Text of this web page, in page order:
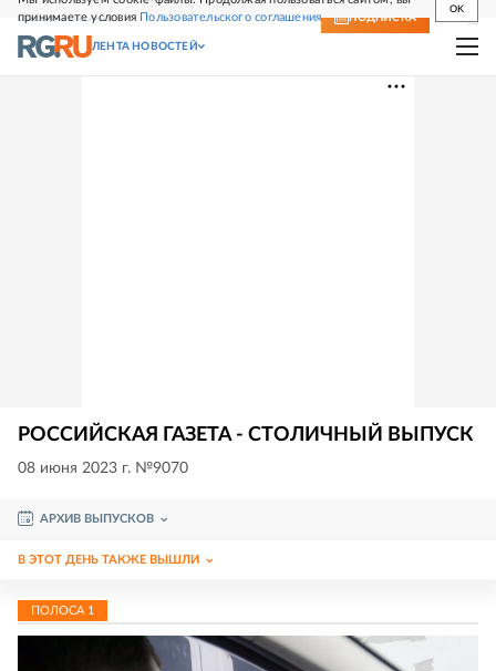
принимаете условия Пользовательского соглашения
OK
СВЕЖИЙ НОМЕР ПОДПИСКА
ЛЕНТА НОВОСТЕЙ
РОССИЙСКАЯ ГАЗЕТА - СТОЛИЧНЫЙ ВЫПУСК
08 июня 2023 г. №9070
АРХИВ ВЫПУСКОВ
В ЭТОТ ДЕНЬ ТАКЖЕ ВЫШЛИ
ПОЛОСА 1